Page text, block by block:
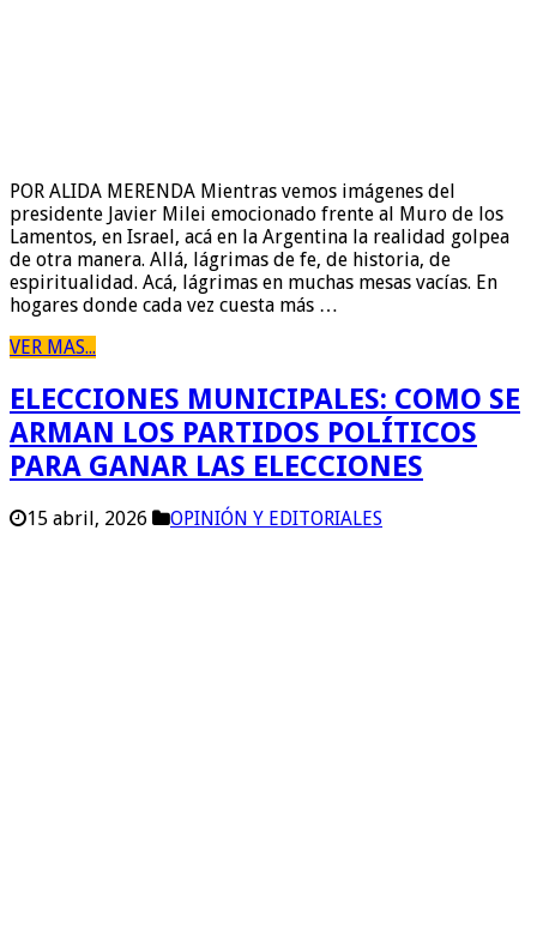
POR ALIDA MERENDA Mientras vemos imágenes del
presidente Javier Milei emocionado frente al Muro de los
Lamentos, en Israel, acá en la Argentina la realidad golpea
de otra manera. Allá, lágrimas de fe, de historia, de
espiritualidad. Acá, lágrimas en muchas mesas vacías. En
hogares donde cada vez cuesta más …
VER MAS...
ELECCIONES MUNICIPALES: COMO SE
ARMAN LOS PARTIDOS POLÍTICOS
PARA GANAR LAS ELECCIONES
15 abril, 2026 OPINIÓN Y EDITORIALES